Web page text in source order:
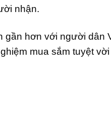
nhận.
hơn với người
mua sắm tuyệt vời